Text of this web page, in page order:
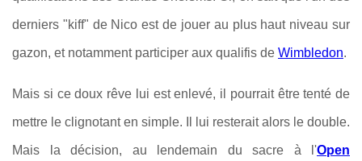
derniers "kiff" de Nico est de jouer au plus haut niveau sur
gazon, et notamment participer aux qualifis de Wimbledon.
Mais si ce doux rêve lui est enlevé, il pourrait être tenté de
mettre le clignotant en simple. Il lui resterait alors le double.
Mais la décision, au lendemain du sacre à l'Open